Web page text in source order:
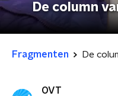
De column
Fragmenten De
OVT